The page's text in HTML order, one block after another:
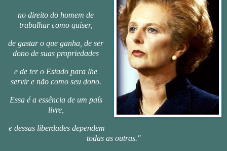
no direito do homem de
trabalhar como quiser,
de gastar o que ganha, de ser
dono de suas propriedades
e de ter o Estado para lhe
servir e não como seu dono.
Essa é a essência de um país
livre,
e dessas liberdades dependem
todas as outras."